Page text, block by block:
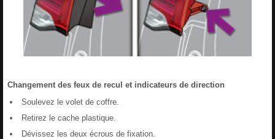
Changement des feux de recul et indicateurs de direction
Soulevez le volet de coffre.
Retirez le cache plastique.
Dévissez les deux écrous de fixation.